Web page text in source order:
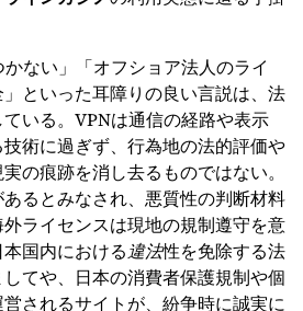
かない」「オフショア法人のライ
といった耳障りの良い言説は、法
いる。VPNは通信の経路や表示
術に過ぎず、行為地の法的評価や
の痕跡を消し去るものではない。
るとみなされ、悪質性の判断材料
ライセンスは現地の規制遵守を意
国内における違法性を免除する法
てや、日本の消費者保護規制や個
されるサイトが、紛争時に誠実に